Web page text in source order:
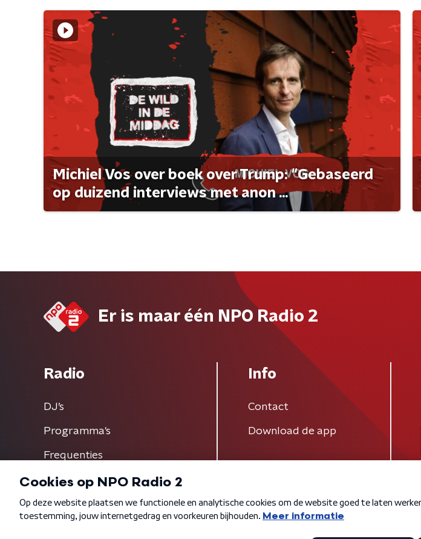
Michiel Vos over boek over Trump: "Gebaseerd
op duizend interviews met anon ...
Er is maar één NPO Radio 2
Radio
DJ’s
Programma's
Frequenties
Info
Contact
Download de app
Algemene voorwaarden Privacybeleid